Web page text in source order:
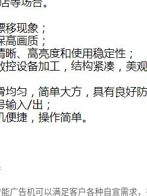
广告机可以满足客户各种自宣需求